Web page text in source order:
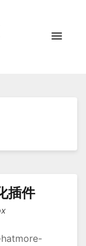
插件
hatmore-